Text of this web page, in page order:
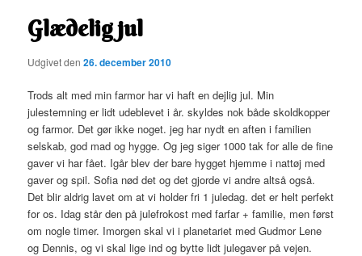
Glædelig jul
Udgivet den26. december 2010
Trods alt med min farmor har vi haft en dejlig jul. Min
julestemning er lidt udeblevet i år. skyldes nok både skoldkopper
og farmor. Det gør ikke noget. jeg har nydt en aften i familien
selskab, god mad og hygge. Og jeg siger 1000 tak for alle de fine
gaver vi har fået. Igår blev der bare hygget hjemme i nattøj med
gaver og spil. Sofia nød det og det gjorde vi andre altså også.
Det blir aldrig lavet om at vi holder fri 1 juledag. det er helt perfekt
for os. Idag står den på julefrokost med farfar + familie, men først
om nogle timer. Imorgen skal vi i planetariet med Gudmor Lene
og Dennis, og vi skal lige ind og bytte lidt julegaver på vejen.